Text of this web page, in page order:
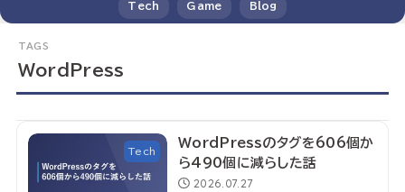
Tech Game Blog
WordPress
Tech
WordPressのタグを606個か
ら490個に減らした話
2026.07.27